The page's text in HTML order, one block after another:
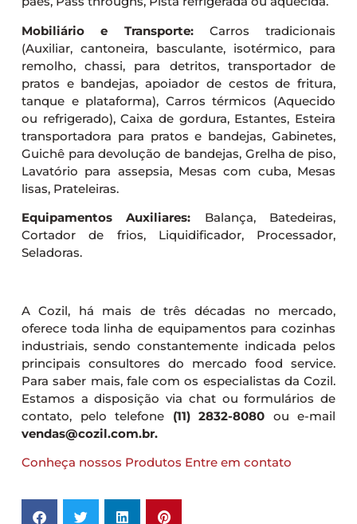
Mobiliário e Transporte:Carros tradicionais
(Auxiliar, cantoneira, basculante, isotérmico, para
remolho, chassi, para detritos, transportador de
pratos e bandejas, apoiador de cestos de fritura,
tanque e plataforma), Carros térmicos (Aquecido
ou refrigerado), Caixa de gordura, Estantes, Esteira
transportadora para pratos e bandejas, Gabinetes,
Guichê para devolução de bandejas, Grelha de piso,
Lavatório para assepsia, Mesas com cuba, Mesas
lisas, Prateleiras.
Equipamentos Auxiliares: Balança, Batedeiras,
Cortador de frios, Liquidificador, Processador,
Seladoras.
A Cozil, há mais de três décadas no mercado,
oferece toda linha de equipamentos para cozinhas
industriais, sendo constantemente indicada pelos
principais consultores do mercado food service.
Para saber mais, fale com os especialistas da Cozil.
Estamos a disposição via chat ou formulários de
contato, pelo telefone (11) 2832-8080 ou e-mail
vendas@cozil.com.br.
Conheça nossos Produtos Entre em contato